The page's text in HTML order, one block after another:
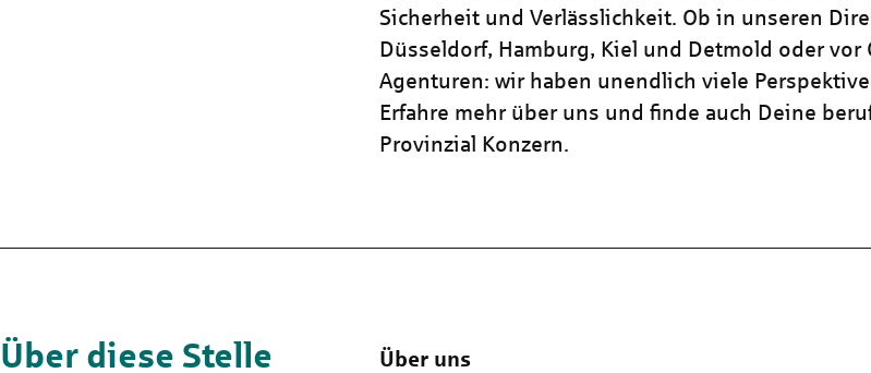
Sicherheit und Verlässlichkeit. Ob in unseren
Düsseldorf, Hamburg, Kiel und Detmold oder vor
Agenturen: wir haben unendlich viele
Erfahre mehr über uns und finde auch Deine
Provinzial Konzern.
Über diese Stelle Über uns